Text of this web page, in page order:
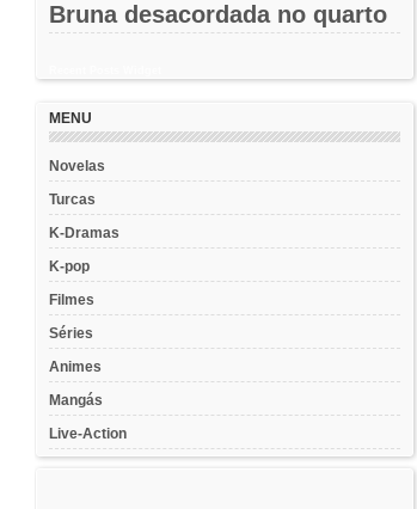
Bruna desacordada no quarto
MENU
Novelas
Turcas
K-Dramas
K-pop
Filmes
Séries
Animes
Mangás
Live-Action